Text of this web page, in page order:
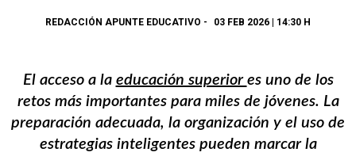
REDACCIÓN APUNTE EDUCATIVO - 03 FEB 2026 | 14:30 H
El acceso a la educación superior es uno de los
retos más importantes para miles de jóvenes. La
preparación adecuada, la organización y el uso de
estrategias inteligentes pueden marcar la